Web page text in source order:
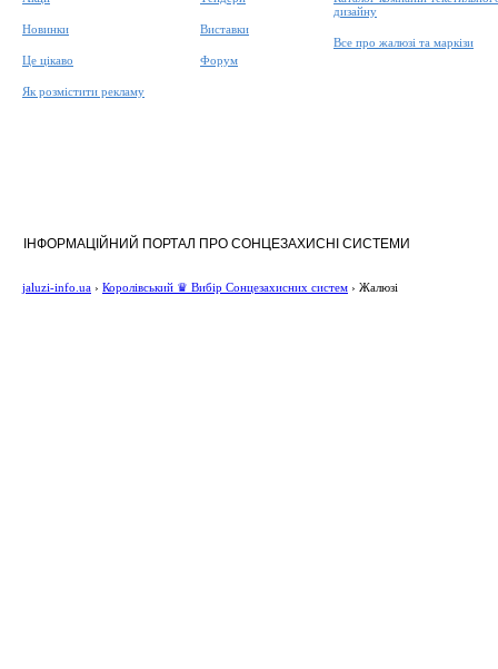
Новинки
Це цікаво
Як розмістити рекламу
Виставки
Форум
дизайну
Все про жалюзі та маркізи
ІНФОРМАЦІЙНИЙ ПОРТАЛ ПРО СОНЦЕЗАХИСНІ СИСТЕМИ
jaluzi-info.ua › Королівський ♛ Вибір Сонцезахисних систем › Жалюзі